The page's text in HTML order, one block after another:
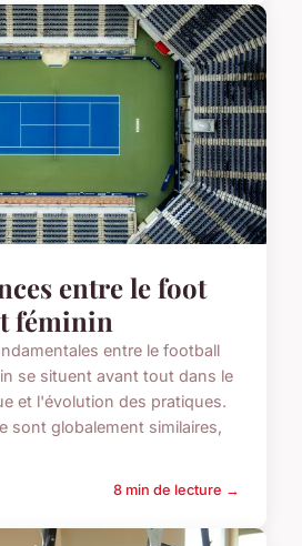
entre le foot
féminin
entre le football
se situent avant tout dans le
et l'évolution des pratiques.
sont globalement similaires,
8 min de lecture →